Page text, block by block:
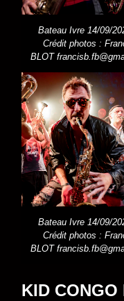
Bateau Ivre 14/09/
Crédit photos :
BLOT
Bateau Ivre 14/09/
Crédit photos :
BLOT
KID CONGO